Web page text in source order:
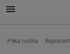
Piłka nożna